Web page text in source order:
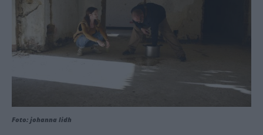
Foto: johanna lidh